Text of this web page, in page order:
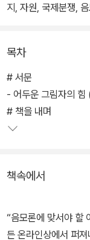
지, 자원, 국제분쟁,
이번 ‘음모론의 유혹
의 원천과 메카니즘,
고 코로나 19 시대의
목차
# 서문
- 어두운 그림자의
# 책을 내며
책속에서
“음모론에 맞서야 할
든 온라인상에서 퍼